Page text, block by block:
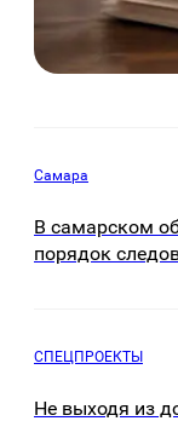
Самара
В самарском
порядок
СПЕЦПРОЕКТЫ
Не выходя из